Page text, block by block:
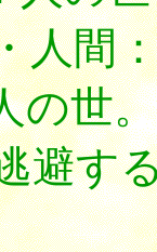
間
の世
避す